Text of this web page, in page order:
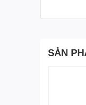
SẢN